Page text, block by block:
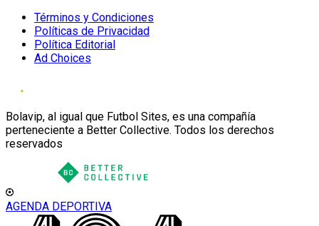
Términos y Condiciones
Políticas de Privacidad
Política Editorial
Ad Choices
Bolavip, al igual que Futbol Sites, es una compañía
perteneciente a Better Collective. Todos los derechos
reservados
AGENDA DEPORTIVA